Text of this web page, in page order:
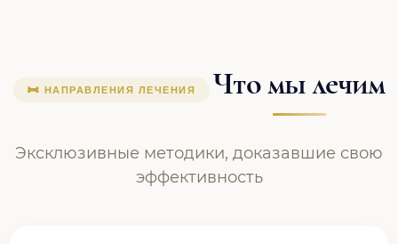
НАПРАВЛЕНИЯ ЛЕЧЕНИЯ Что мы лечим
Эксклюзивные методики, доказавшие свою
эффективность